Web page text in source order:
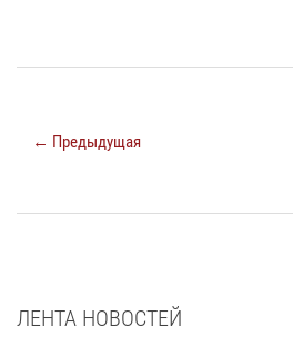
← Предыдущая
ЛЕНТА НОВОСТЕЙ